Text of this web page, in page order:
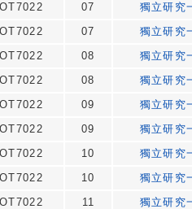
OT7022 07
獨立研究
OT7022 07
獨立研究
OT7022 08
獨立研究
OT7022 08
獨立研究
OT7022 09
獨立研究
OT7022 09
獨立研究
OT7022 10
獨立研究
OT7022 10
獨立研究
OT7022 11
獨立研究